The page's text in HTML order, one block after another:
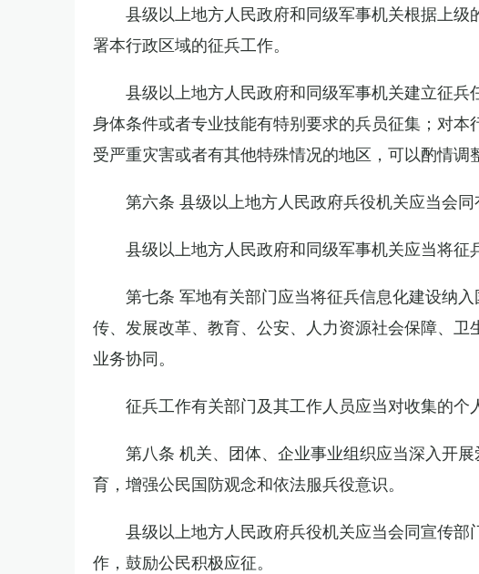
县级以上地方人民政府和同级军事机关根据上
署本行政区域的征兵工作。
县级以上地方人民政府和同级军事机关建立征兵
身体条件或者专业技能有特别要求的兵员征集；对
受严重灾害或者有其他特殊情况的地区，可以酌情调
第六条 县级以上地方人民政府兵役机关应当会
县级以上地方人民政府和同级军事机关应当将征
第七条 军地有关部门应当将征兵信息化建设纳
传、发展改革、教育、公安、人力资源社会保障、
业务协同。
征兵工作有关部门及其工作人员应当对收集的个
第八条 机关、团体、企业事业组织应当深入开
育，增强公民国防观念和依法服兵役意识。
县级以上地方人民政府兵役机关应当会同宣传
作，鼓励公民积极应征。